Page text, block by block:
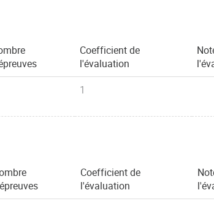
Coefficient de
l'évaluation
1
Coefficient de
l'évaluation